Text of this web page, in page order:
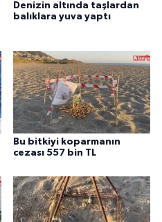
Denizin altında taşlardan
balıklara yuva yaptı
Bu bitkiyi koparmanın
cezası 557 bin TL